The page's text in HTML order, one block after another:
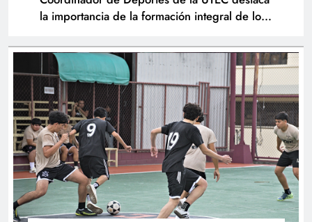
la importancia de la formación integral de los